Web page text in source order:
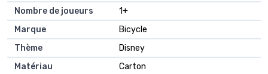
Nombre de joueurs
1+
Marque
Bicycle
Thème
Disney
Matériau
Carton